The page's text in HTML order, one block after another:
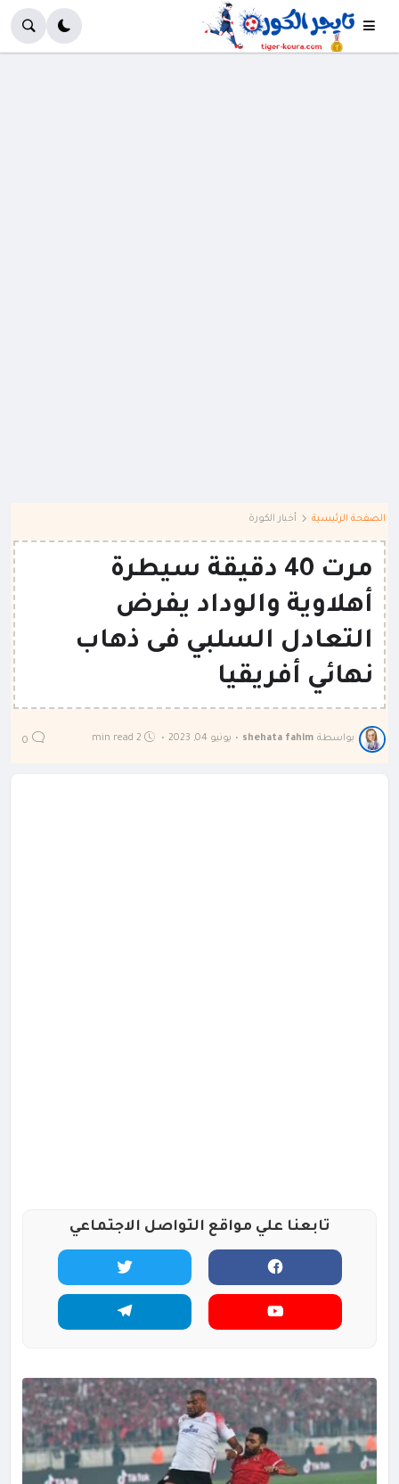
الصفحة الرئيسية أخبار الكورة
مرت 40 دقيقة سيطرة
أهلاوية والوداد يفرض
التعادل السلبي فى ذهاب
نهائي أفريقيا
بواسطة shehata fahim
• يونيو 04, 2023 •
2 min read
0
تابعنا علي مواقع التواصل الاجتماعي